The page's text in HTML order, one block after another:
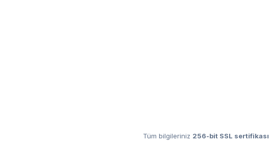
Tüm bilgileriniz 256-bit SSL sertifikası